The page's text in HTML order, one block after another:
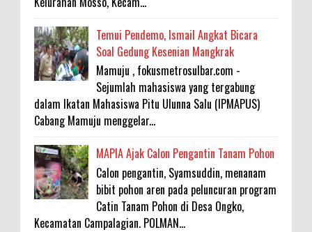
Temui Pendemo, Ismail Angkat Bicara
Soal Gedung Kesenian Mangkrak
Mamuju , fokusmetrosulbar.com -
Sejumlah mahasiswa yang tergabung
dalam Ikatan Mahasiswa Pitu Ulunna Salu (IPMAPUS)
Cabang Mamuju menggelar...
MAPIA Ajak Calon Pengantin Tanam Pohon
Calon pengantin, Syamsuddin, menanam
bibit pohon aren pada peluncuran program
Catin Tanam Pohon di Desa Ongko,
Kecamatan Campalagian. POLMAN...